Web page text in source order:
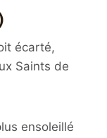
écarté,
Saints de
ensoleillé